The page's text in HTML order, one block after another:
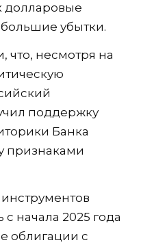
долларовые
убытки.
что, несмотря на
поддержку
Банка
признаками
начала 2025 года
облигации с